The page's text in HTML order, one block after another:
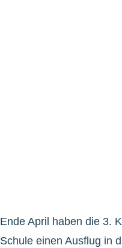
Ende April haben die 3.
Schule einen Ausflug in